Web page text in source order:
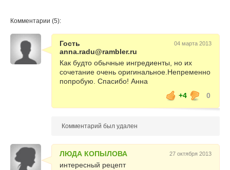
Комментарии (5):
Гость
anna.radu@rambler.ru
04 марта 2013
Как будто обычные ингредиенты, но их
сочетание очень оригинальное.Непременно
попробую. Спасибо! Анна
+4
0
Комментарий был удален
ЛЮДА КОПЫЛОВА 27 октября 2013
интересный рецепт